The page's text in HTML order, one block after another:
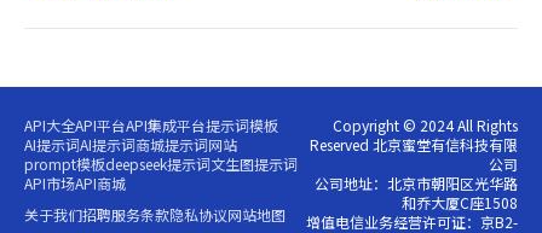
API大全API平台API集成平台提示词模板
AI提示词AI提示词商城提示词网站
prompt模板deepseek提示词文生图提示词
API市场API商城
关于我们招聘服务条款隐私协议网站地图
Copyright © 2024 All Rights
Reserved 北京蜜堂有信科技有限
公司
公司地址：北京市朝阳区光华路
和乔大厦C座1508
增值电信业务经营许可证：京B2-